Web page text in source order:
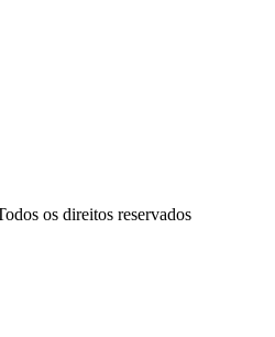
os direitos reservados